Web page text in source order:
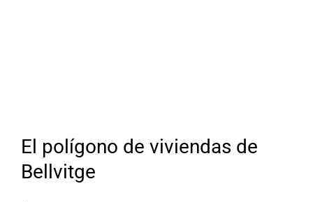
El polígono de viviendas de
Bellvitge